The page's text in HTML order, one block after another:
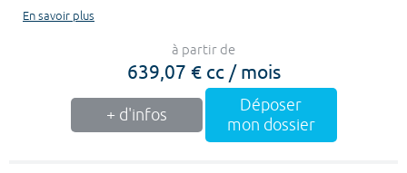
En savoir plus
à partir de
639,07 € cc / mois
+ d'infos
Déposer
mon dossier